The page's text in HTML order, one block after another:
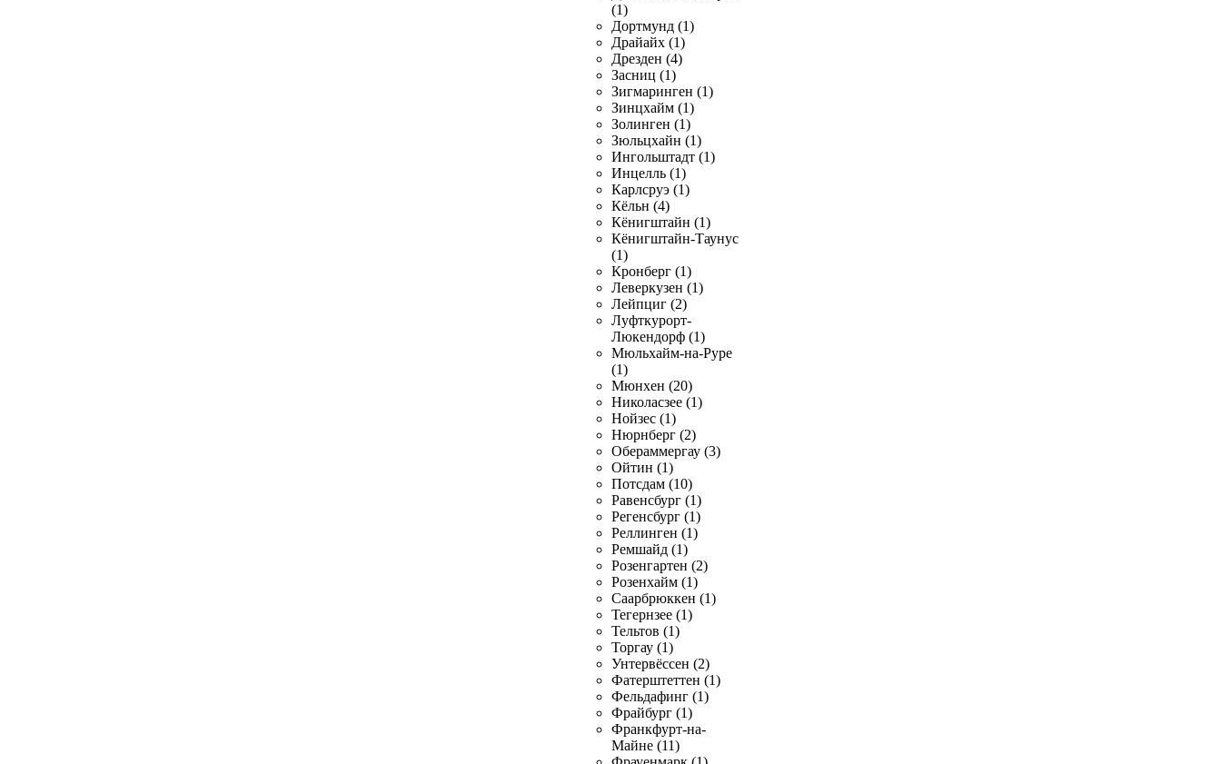
(1)
Дортмунд (1)
Драйайх (1)
Дрезден (4)
Засниц (1)
Зигмаринген (1)
Зинцхайм (1)
Золинген (1)
Зюльцхайн (1)
Ингольштадт (1)
Инцелль (1)
Карлсруэ (1)
Кёльн (4)
Кёнигштайн (1)
Кёнигштайн-Таунус
(1)
Кронберг (1)
Леверкузен (1)
Лейпциг (2)
Луфткурорт-
Люкендорф (1)
Мюльхайм-на-Руре
(1)
Мюнхен (20)
Николасзее (1)
Нойзес (1)
Нюрнберг (2)
Обераммергау (3)
Ойтин (1)
Потсдам (10)
Равенсбург (1)
Регенсбург (1)
Реллинген (1)
Ремшайд (1)
Розенгартен (2)
Розенхайм (1)
Саарбрюккен (1)
Тегернзее (1)
Тельтов (1)
Торгау (1)
Унтервёссен (2)
Фатерштеттен (1)
Фельдафинг (1)
Фрайбург (1)
Франкфурт-на-
Майне (11)